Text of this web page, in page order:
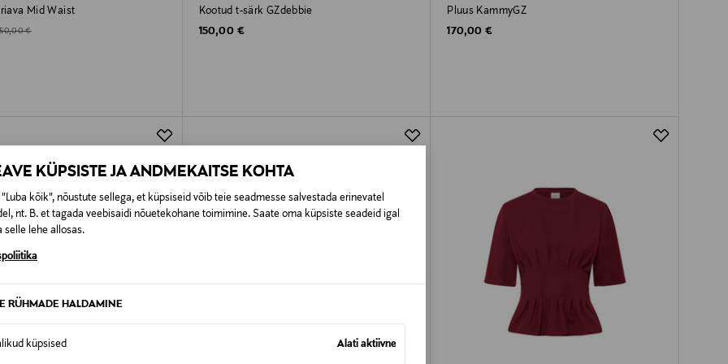
KÜPSISTE JA ANDMEKAITSE KOHTA
"Luba kõik", nõustute sellega, et küpsiseid võib teie seadmesse salvestada erinevatel
nt. B. et tagada veebisaidi nõuetekohane toimimine. Saate oma küpsiste seadeid igal
selle lehe allosas.
RÜHMADE HALDAMINE
küpsised Alati aktiivne
Mid Waist
PricePrice
€
Kootud t-särk GZdebbie
Original Price
150,00 €
Pluus KammyGZ
Original Price
170,00 €